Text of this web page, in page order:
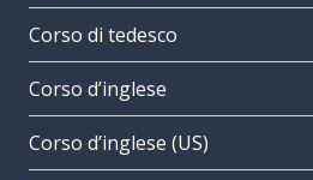
Corso di tedesco
Corso d’inglese
Corso d’inglese (US)